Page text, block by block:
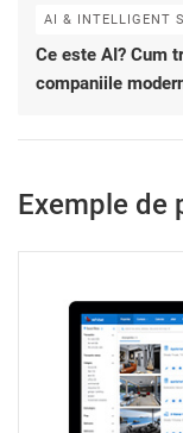
AI & INTELLIGENT
Ce este AI? Cum
companiile
Exemple de